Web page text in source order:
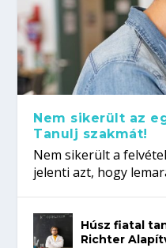
Nem sikerült az
Tanulj szakmát!
Nem sikerült a
jelenti azt, hogy
Húsz fiatal
Richter